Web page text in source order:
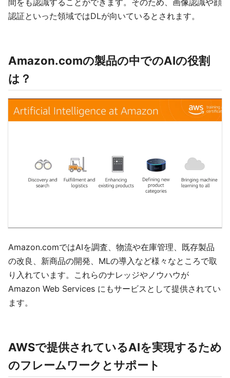
間をも認識することができます。そのため、画像認識や顔
認証といった領域ではDLが向いているとされます。
Amazon.comの製品の中でのAIの役割
は？
Amazon.comではAIを調査、物流や在庫管理、既存製品
の改良、新商品の開発、MLの導入など様々なところで取
り入れています。これらのナレッジやノウハウが
Amazon Web Services にもサービスとして提供されてい
ます。
AWSで提供されているAIを実現するため
のフレームワークとサポート